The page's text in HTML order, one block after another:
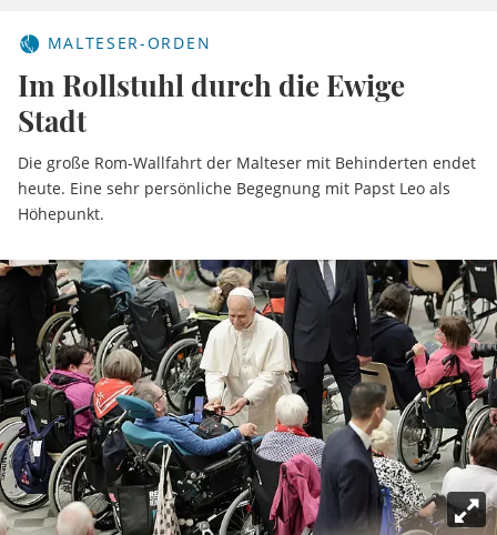
MALTESER-ORDEN
Im Rollstuhl durch die Ewige
Stadt
Die große Rom-Wallfahrt der Malteser mit Behinderten endet
heute. Eine sehr persönliche Begegnung mit Papst Leo als
Höhepunkt.